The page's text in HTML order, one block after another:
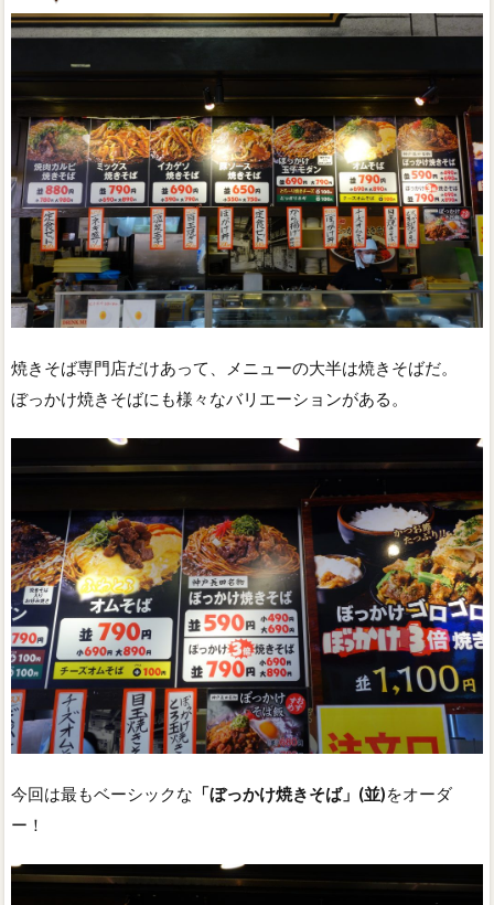
焼きそば専門店だけあって、メニューの大半は焼きそばだ。
ぼっかけ焼きそばにも様々なバリエーションがある。
今回は最もベーシックな 「ぼっかけ焼きそば」(並)をオーダ
ー！